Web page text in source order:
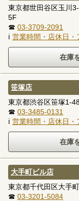
東京都世田谷区玉川
5F
☎ 03-3709-2091
ℹ 営業時間・店休日・
笹塚店
東京都渋谷区笹塚1-
☎ 03-3485-0131
ℹ 営業時間・店休日・
大手町ビル店
東京都千代田区大手
☎ 03-3201-5084